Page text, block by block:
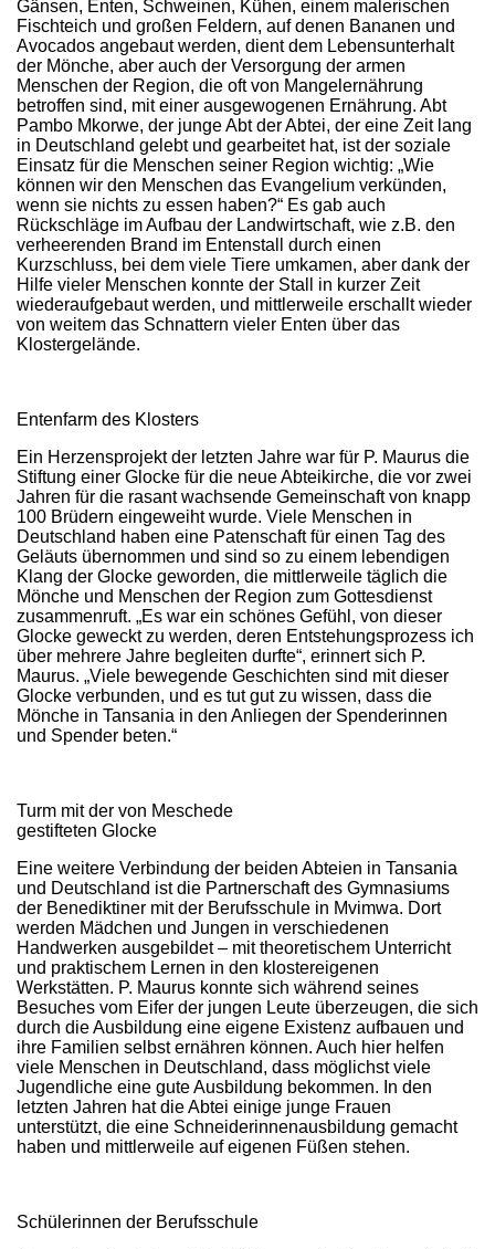
Gänsen, Enten, Schweinen, Kühen, einem malerischen
Fischteich und großen Feldern, auf denen Bananen und
Avocados angebaut werden, dient dem Lebensunterhalt
der Mönche, aber auch der Versorgung der armen
Menschen der Region, die oft von Mangelernährung
betroffen sind, mit einer ausgewogenen Ernährung. Abt
Pambo Mkorwe, der junge Abt der Abtei, der eine Zeit lang
in Deutschland gelebt und gearbeitet hat, ist der soziale
Einsatz für die Menschen seiner Region wichtig: „Wie
können wir den Menschen das Evangelium verkünden,
wenn sie nichts zu essen haben?“ Es gab auch
Rückschläge im Aufbau der Landwirtschaft, wie z.B. den
verheerenden Brand im Entenstall durch einen
Kurzschluss, bei dem viele Tiere umkamen, aber dank der
Hilfe vieler Menschen konnte der Stall in kurzer Zeit
wiederaufgebaut werden, und mittlerweile erschallt wieder
von weitem das Schnattern vieler Enten über das
Klostergelände.
Entenfarm des Klosters
Ein Herzensprojekt der letzten Jahre war für P. Maurus die
Stiftung einer Glocke für die neue Abteikirche, die vor zwei
Jahren für die rasant wachsende Gemeinschaft von knapp
100 Brüdern eingeweiht wurde. Viele Menschen in
Deutschland haben eine Patenschaft für einen Tag des
Geläuts übernommen und sind so zu einem lebendigen
Klang der Glocke geworden, die mittlerweile täglich die
Mönche und Menschen der Region zum Gottesdienst
zusammenruft. „Es war ein schönes Gefühl, von dieser
Glocke geweckt zu werden, deren Entstehungsprozess ich
über mehrere Jahre begleiten durfte“, erinnert sich P.
Maurus. „Viele bewegende Geschichten sind mit dieser
Glocke verbunden, und es tut gut zu wissen, dass die
Mönche in Tansania in den Anliegen der Spenderinnen
und Spender beten.“
Turm mit der von Meschede
gestifteten Glocke
Eine weitere Verbindung der beiden Abteien in Tansania
und Deutschland ist die Partnerschaft des Gymnasiums
der Benediktiner mit der Berufsschule in Mvimwa. Dort
werden Mädchen und Jungen in verschiedenen
Handwerken ausgebildet – mit theoretischem Unterricht
und praktischem Lernen in den klostereigenen
Werkstätten. P. Maurus konnte sich während seines
Besuches vom Eifer der jungen Leute überzeugen, die sich
durch die Ausbildung eine eigene Existenz aufbauen und
ihre Familien selbst ernähren können. Auch hier helfen
viele Menschen in Deutschland, dass möglichst viele
Jugendliche eine gute Ausbildung bekommen. In den
letzten Jahren hat die Abtei einige junge Frauen
unterstützt, die eine Schneiderinnenausbildung gemacht
haben und mittlerweile auf eigenen Füßen stehen.
Schülerinnen der Berufsschule